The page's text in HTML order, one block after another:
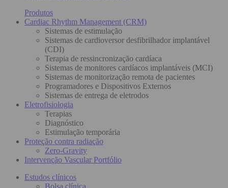
Produtos
Cardiac Rhythm Management (CRM)
Sistemas de estimulação
Sistemas de cardioversor desfibrilhador implantável
(CDI)
Terapia de ressincronização cardíaca
Sistemas de monitores cardíacos implantáveis (MCI)
Sistemas de monitorização remota de pacientes
Programadores e Dispositivos Externos
Sistemas de entrega de eletrodos
Eletrofisiologia
Terapias
Diagnóstico
Estimulação temporária
Proteção contra radiação
Zero-Gravity
Intervenção Vascular Portfólio
Estudos clínicos
Bolsa clínica